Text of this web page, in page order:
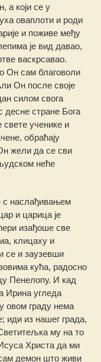
а који се у
оваплоти и роди
и поживе међу
је вид давао,
васкрсавао.
Он сам благоволи
Он после своје
силом свога
десне стране Бога
ученике и
обраћају
жели да се сви
неће
с наслађивањем
и царица је
изађоше све
клицаху и
се и заузевши
кућа, радосно
Пенелопу. И кад
Ирина угледа
овом граду нема
иди из нашег града,
му на то
Христа да ми
демон што живи